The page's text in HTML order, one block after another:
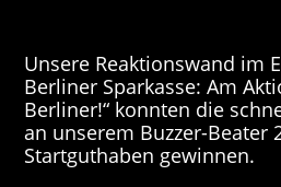
Unsere Reaktionswand im
Berliner Sparkasse: Am
Berliner!“ konnten die
an unserem Buzzer-Beater
Startguthaben gewinnen.